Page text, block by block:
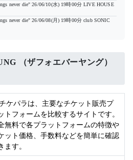
never die" 26/06/10(水) 19時00分 LIVE HOUSE
never die" 26/06/08(月) 19時00分 club SONIC
（ザフォエバーヤング）
ケパラは、主要なチケット販売プ
トフォームを比較するサイトです。
無料で各プラットフォームの特徴や
ット価格、手数料などを簡単に確認
ます。